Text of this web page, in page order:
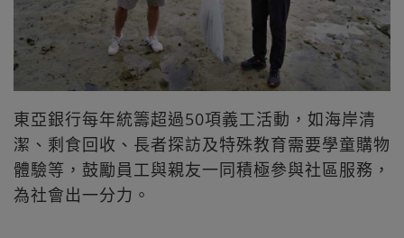
東亞銀行每年統籌超過50項義工活動，如海岸清
潔、剩食回收、長者探訪及特殊教育需要學童購物
體驗等，鼓勵員工與親友一同積極參與社區服務，
為社會出一分力。